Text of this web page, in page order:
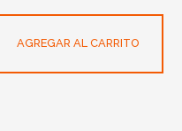
AGREGAR AL CARRITO